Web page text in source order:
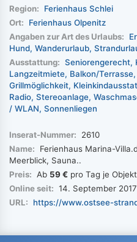
Region:
Ferienhaus Schlei
Ort:
Ferienhaus Olpenitz
Angaben zur Art des Urlaubs:
Hund Wanderurlaub
Ausstattung: Seniorengerecht
Langzeitmiete Balkon/Terrasse
Grillmöglichkeit
Radio Stereoanlage
/ WLAN Sonnenliegen
Inserat-Nummer:
2610
Name:
Ferienhaus Marina-
Meerblick, Sauna..
Preis: Ab 59 € pro Tag je Objekt
Online seit: 14. September 2017
URL:
https://www.ostsee-